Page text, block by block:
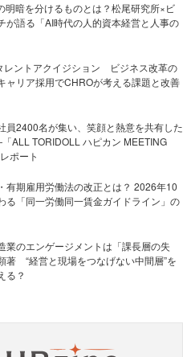
明暗を分けるものとは？松尾研究所×ビ
が語る「AI時代の人的資本経営と人事の
レントアクイジション ビジネス改革の
ャリア採用でCHROが考える課題と改善
員2400名が集い、笑顔と熱意を共有した
ALL TORIDOLL ハピカン MEETING
ポート
有期雇用労働法の改正とは？ 2026年10
る「同一労働同一賃金ガイドライン」の
業のエンゲージメントは「課長層の失
著 “経営と現場をつなげない中間層”を
る？